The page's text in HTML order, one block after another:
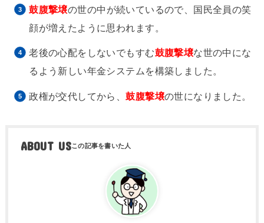
鼓腹撃壌の世の中が続いているので、国民全員の笑
顔が増えたように思われます。
老後の心配をしないでもすむ鼓腹撃壌な世の中にな
るよう新しい年金システムを構築しました。
政権が交代してから、鼓腹撃壌の世になりました。
ABOUT US